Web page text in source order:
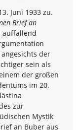
Juni 1933 zu.
Brief an
auffallend
der
sein als
der großen
im 20.
zur
Mystik
an Buber aus